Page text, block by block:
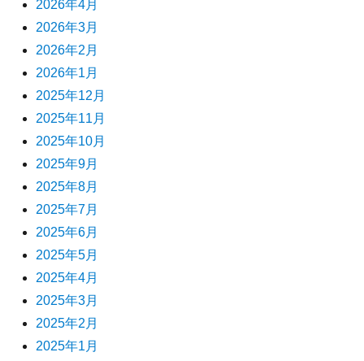
2026年4月
2026年3月
2026年2月
2026年1月
2025年12月
2025年11月
2025年10月
2025年9月
2025年8月
2025年7月
2025年6月
2025年5月
2025年4月
2025年3月
2025年2月
2025年1月